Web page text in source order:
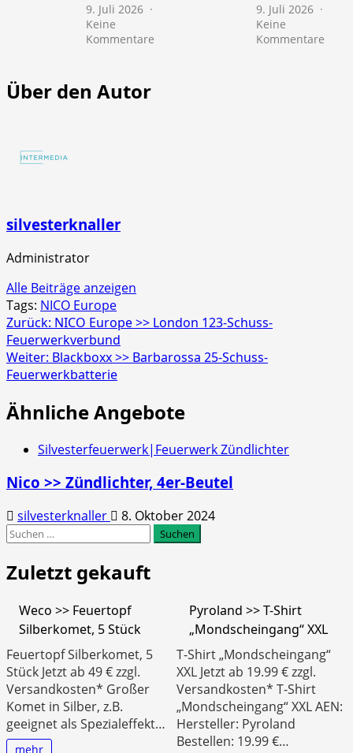
9. Juli 2026
Keine
Kommentare
9. Juli 2026
Keine
Kommentare
Über den Autor
silvesterknaller
Administrator
Alle Beiträge anzeigen
Tags: NICO Europe
Beitragsnavigation
Zurück: NICO Europe >> London 123-Schuss-
Feuerwerkverbund
Weiter: Blackboxx >> Barbarossa 25-Schuss-
Feuerwerkbatterie
Ähnliche Angebote
Silvesterfeuerwerk|Feuerwerk Zündlichter
Nico >> Zündlichter, 4er-Beutel
silvesterknaller
8. Oktober 2024
Suchen
Zuletzt gekauft
Weco >> Feuertopf
Silberkomet, 5 Stück
Feuertopf Silberkomet, 5
Stück Jetzt ab 49 € zzgl.
Versandkosten* Großer
Komet in Silber, z.B.
geeignet als Spezialeffekt…
mehr
Pyroland >> T-Shirt
„Mondscheingang“ XXL
T-Shirt „Mondscheingang“
XXL Jetzt ab 19.99 € zzgl.
Versandkosten* T-Shirt
„Mondscheingang“ XXL AEN:
Hersteller: Pyroland
Bestellen: 19.99 €…